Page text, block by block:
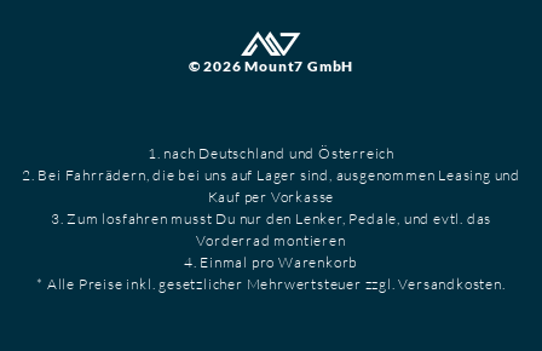
© 2026 Mount7 GmbH
1. nach Deutschland und Österreich
2. Bei Fahrrädern, die bei uns auf Lager sind, ausgenommen Leasing und
Kauf per Vorkasse
3. Zum losfahren musst Du nur den Lenker, Pedale, und evtl. das
Vorderrad montieren
4. Einmal pro Warenkorb
* Alle Preise inkl. gesetzlicher Mehrwertsteuer zzgl. Versandkosten.